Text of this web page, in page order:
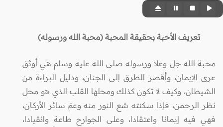
تعريف الأحبة بحقيقة المحبة (محبة الله ورسوله)
محبة الله جل وعلا ورسوله صلى الله عليه وسلم هي أوثق
عرى الإيمان، وأقصر الطرق إلى الجنان، ودليل البراءة من
الشيطان، وكيف لا تكون كذلك ومحلها القلب الذي هو محل
نظر الرحمن، فإذا سكنته شع النور منه وعمّ سائر الأركان،
فهي فيه إيمانا واعتقادا، وعلى الجوارح طاعة وانقيادا،